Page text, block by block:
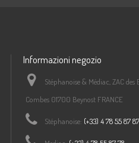
Informazioni negozio
Stéphanoise & Médiac, ZAC
Combes 01700 Beynost FRANCE
Stéphanoise: (+33) 4 78 55 87 87